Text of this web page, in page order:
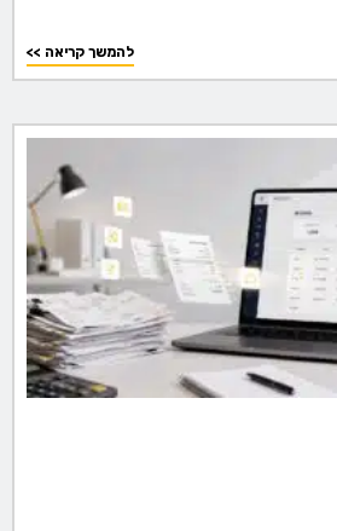
<< להמשך קריאה